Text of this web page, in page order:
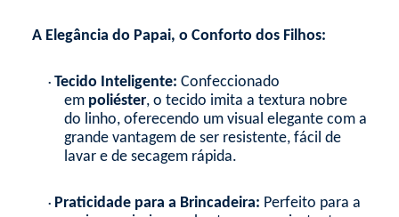
A Elegância do Papai, o Conforto dos Filhos:
• Tecido Inteligente: Confeccionado
em poliéster, o tecido imita a textura nobre
do linho, oferecendo um visual elegante com a
grande vantagem de ser resistente, fácil de
lavar e de secagem rápida.
• Praticidade para a Brincadeira: Perfeito para a